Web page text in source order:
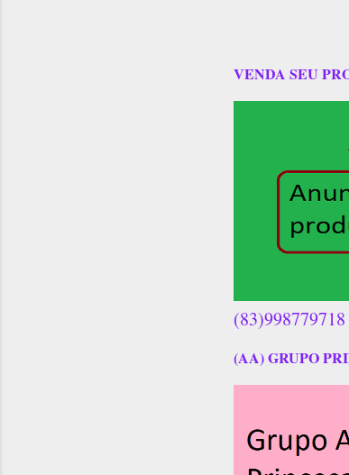
VENDA SEU
(83)998779718
(AA) GRUPO